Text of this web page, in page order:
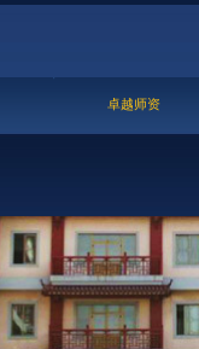
卓越师资